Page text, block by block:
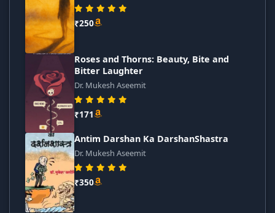
₹250
Roses and Thorns: Beauty, Bite and
Bitter Laughter
Dr. Mukesh Aseemit
₹171
Antim Darshan Ka DarshanShastra
Dr. Mukesh Aseemit
₹350